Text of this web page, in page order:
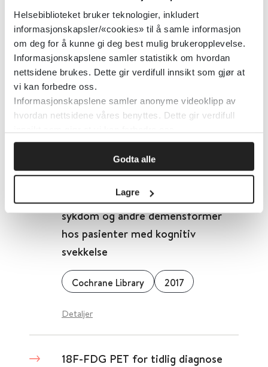
Helsebiblioteket bruker teknologier, inkludert
informasjonskapsler/«cookies» til å samle informasjon
om deg for å kunne gi deg best mulig brukeropplevelse.
Informasjonskapslene samler statistikk om hvordan
nettsidene brukes. Dette gir verdifull innsikt som gjør at
vi kan forbedre oss.
Informasjonskapslene samler anonyme videoklipp av
hvordan nettsidene våres benyttes. Dette gir verdifull
Godta alle
Lagre
18F PET med florbetapir for tidlig
diagnose av Alzheimers sykdom og
andre demensformer hos
pasienter med kognitiv svekkelse
Cochrane Library 2017
Detaljer
18F PET med flutemetamol for
tidlig diagnose av Alzheimers
sykdom og andre demensformer
hos pasienter med kognitiv
svekkelse
Cochrane Library 2017
Detaljer
18F-FDG PET for tidlig diagnose